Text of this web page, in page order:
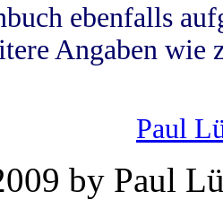
ebenfalls
Angaben wie
Paul
by Paul